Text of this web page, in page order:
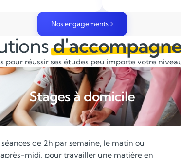
Nos engagements
pour réussir ses études peu importe votre
Stages à domicile
séances de 2h par semaine, le matin ou
midi, pour travailler une matière en